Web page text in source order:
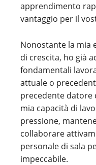
apprendimento
vantaggio per il
Nonostante la mia
di crescita, ho già
fondamentali
attuale o
precedente datore
mia capacità di
pressione,
collaborare
personale di sala
impeccabile.